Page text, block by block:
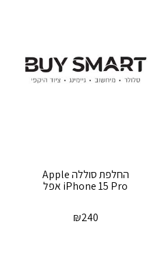
‏החלפת סוללה Apple
iPhone 15 Pro אפל
₪240